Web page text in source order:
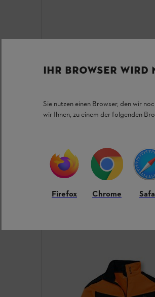
CHF 69.00
Vergleichen
IHR BROWSER WIRD
Sie nutzen einen Browser, den wir
wir Ihnen, zu einem der folgenden
Firefox Chrome